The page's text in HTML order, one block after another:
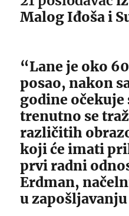
Malog Iđoša i
“Lane je oko
posao, nakon
godine
trenutno se
različitih
koji će imati
prvi radni
Erdman,
u